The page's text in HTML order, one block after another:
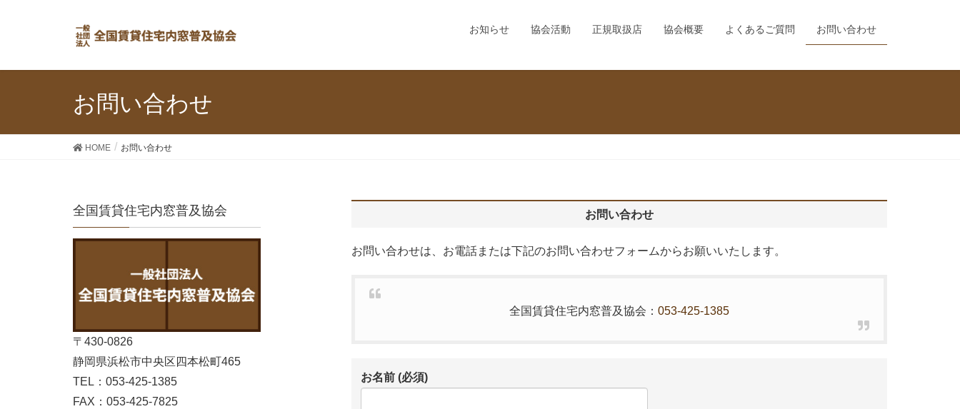
お知らせ 協会活動 正規取扱店 協会概要 よくあるご質問 お問い合わせ
お問い合わせ
HOME お問い合わせ
お問い合わせ
お問い合わせは、お電話または下記のお問い合わせフォームからお願いいたします。
全国賃貸住宅内窓普及協会： 053-425-1385
お名前 (必須)
全国賃貸住宅内窓普及協会
〒430-0826
静岡県浜松市中央区四本松町465
TEL：053-425-1385
FAX：053-425-7825